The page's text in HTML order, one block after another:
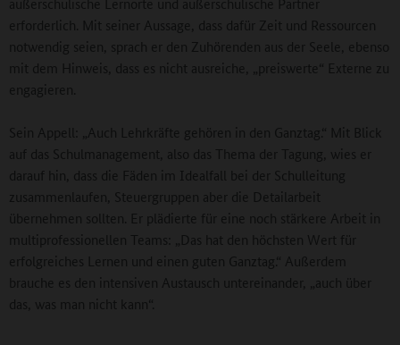
erforderlich. Mit seiner Aussage, dass dafür Zeit und Ressourcen
notwendig seien, sprach er den Zuhörenden aus der Seele, ebenso
mit dem Hinweis, dass es nicht ausreiche, „preiswerte“ Externe zu
engagieren.
Sein Appell: „Auch Lehrkräfte gehören in den Ganztag.“ Mit Blick
auf das Schulmanagement, also das Thema der Tagung, wies er
darauf hin, dass die Fäden im Idealfall bei der Schulleitung
zusammenlaufen, Steuergruppen aber die Detailarbeit
übernehmen sollten. Er plädierte für eine noch stärkere Arbeit in
multiprofessionellen Teams: „Das hat den höchsten Wert für
erfolgreiches Lernen und einen guten Ganztag.“ Außerdem
brauche es den intensiven Austausch untereinander, „auch über
das, was man nicht kann“.